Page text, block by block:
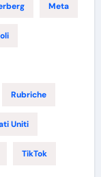
Meta
Rubriche
Uniti
TikTok